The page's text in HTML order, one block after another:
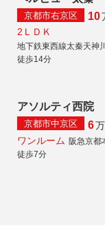
京都市右京区 10
2ＬＤＫ
地下鉄東西線太秦天神
徒歩14分
アソルティ西院
京都市中京区 6万
ワンルーム 阪急京都
徒歩7分